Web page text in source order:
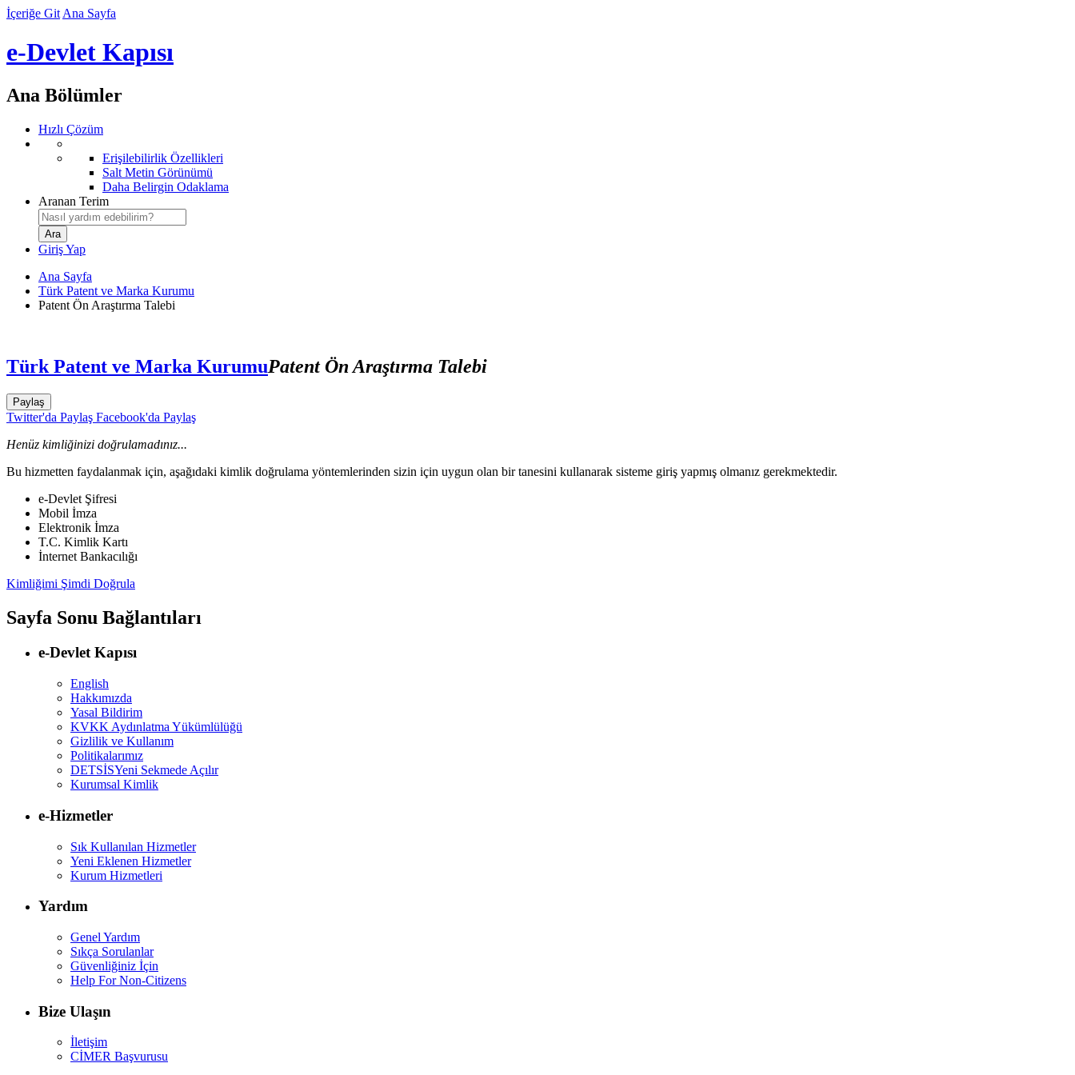
İçeriğe Git Ana Sayfa
e-Devlet Kapısı
Ana Bölümler
Hızlı Çözüm
Erişilebilirlik Özellikleri
Salt Metin Görünümü
Daha Belirgin Odaklama
Aranan Terim
Giriş Yap
Ana Sayfa
Türk Patent ve Marka Kurumu
Patent Ön Araştırma Talebi
Türk Patent ve Marka KurumuPatent Ön Araştırma Talebi
Paylaş
Twitter'da Paylaş Facebook'da Paylaş
Henüz kimliğinizi doğrulamadınız...
Bu hizmetten faydalanmak için, aşağıdaki kimlik doğrulama yöntemlerinden sizin için uygun olan bir tanesini kullanarak sisteme giriş yapmış olmanız gerekmektedir.
e-Devlet Şifresi
Mobil İmza
Elektronik İmza
T.C. Kimlik Kartı
İnternet Bankacılığı
Kimliğimi Şimdi Doğrula
Sayfa Sonu Bağlantıları
e-Devlet Kapısı
English
Hakkımızda
Yasal Bildirim
KVKK Aydınlatma Yükümlülüğü
Gizlilik ve Kullanım
Politikalarımız
DETSİSYeni Sekmede Açılır
Kurumsal Kimlik
e-Hizmetler
Sık Kullanılan Hizmetler
Yeni Eklenen Hizmetler
Kurum Hizmetleri
Yardım
Genel Yardım
Sıkça Sorulanlar
Güvenliğiniz İçin
Help For Non-Citizens
Bize Ulaşın
İletişim
CİMER Başvurusu